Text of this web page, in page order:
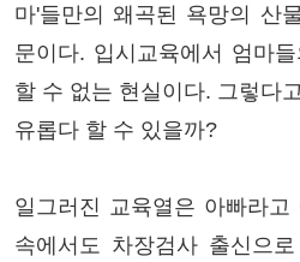
마'들만의 왜곡된 욕망의 산
문이다. 입시교육에서 엄마
할 수 없는 현실이다. 그렇다
유롭다 할 수 있을까?
일그러진 교육열은 아빠라
속에서도 차장검사 출신으